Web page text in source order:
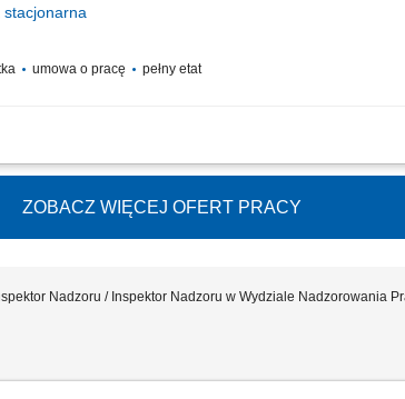
stacjonarna
umowa o pracę pełny etat
Planowanie i prowadzenie rocznych oraz pięcioletnich
ZOBACZ WIĘCEJ OFERT PRACY
Nadzoru / Inspektor Nadzoru w Wydziale Nadzorowania